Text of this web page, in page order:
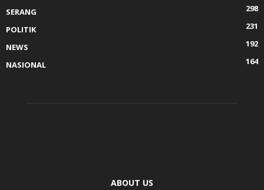
SERANG
298
POLITIK
231
NEWS
192
NASIONAL
164
ABOUT US